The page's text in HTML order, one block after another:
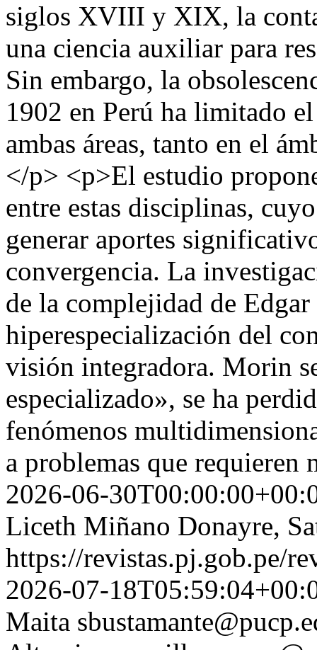
siglos XVIII y XIX, la
una ciencia auxiliar para
Sin embargo, la
1902 en Perú ha limitado
ambas áreas, tanto en el
</p> <p>El estudio
entre estas disciplinas,
generar aportes
convergencia. La
de la complejidad de
hiperespecialización del
visión integradora. Morin
especializado», se ha
fenómenos
a problemas que
2026-06-
Liceth Miñano Donayre,
https://revistas.pj.gob.pe/
2026-07-
Maita